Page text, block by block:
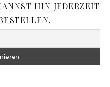
IHN JEDERZEIT